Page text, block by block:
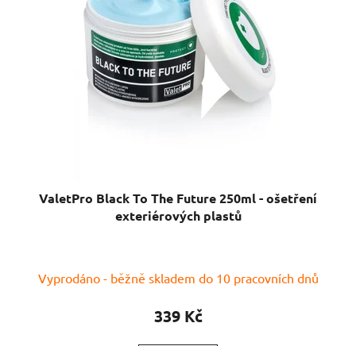
ValetPro Black To The Future 250ml - ošetření
exteriérových plastů
hodnocení
produktu
Vyprodáno - běžně skladem do 10 pracovních dnů
339 Kč